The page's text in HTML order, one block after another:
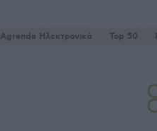
Agrenda Ηλεκτρονικά Top 50